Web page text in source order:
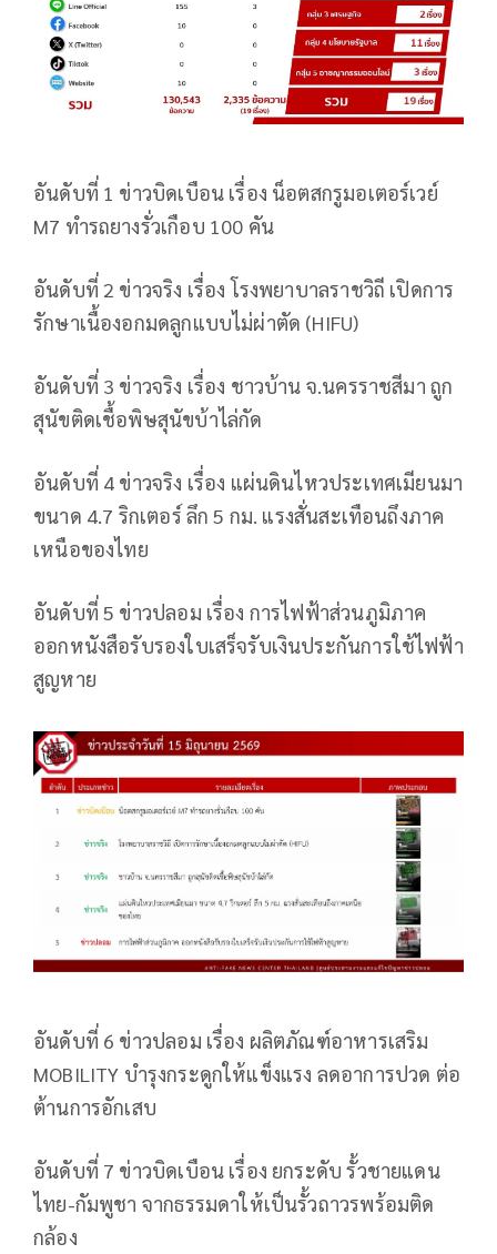
อันดับที่ 1 ข่าวบิดเบือน เรื่อง น็อตสกรูมอเตอร์เวย์
M7 ทำรถยางรั่วเกือบ 100 คัน
อันดับที่ 2 ข่าวจริง เรื่อง โรงพยาบาลราชวิถี เปิดการ
รักษาเนื้องอกมดลูกแบบไม่ผ่าตัด (HIFU)
อันดับที่ 3 ข่าวจริง เรื่อง ชาวบ้าน จ.นครราชสีมา ถูก
สุนัขติดเชื้อพิษสุนัขบ้าไล่กัด
อันดับที่ 4 ข่าวจริง เรื่อง แผ่นดินไหวประเทศเมียนมา
ขนาด 4.7 ริกเตอร์ ลึก 5 กม. แรงสั่นสะเทือนถึงภาค
เหนือของไทย
อันดับที่ 5 ข่าวปลอม เรื่อง การไฟฟ้าส่วนภูมิภาค
ออกหนังสือรับรองใบเสร็จรับเงินประกันการใช้ไฟฟ้า
สูญหาย
อันดับที่ 6 ข่าวปลอม เรื่อง ผลิตภัณฑ์อาหารเสริม
MOBILITY บำรุงกระดูกให้แข็งแรง ลดอาการปวด ต่อ
ต้านการอักเสบ
อันดับที่ 7 ข่าวบิดเบือน เรื่อง ยกระดับ รั้วชายแดน
ไทย-กัมพูชา จากธรรมดาให้เป็นรั้วถาวรพร้อมติด
กล้อง